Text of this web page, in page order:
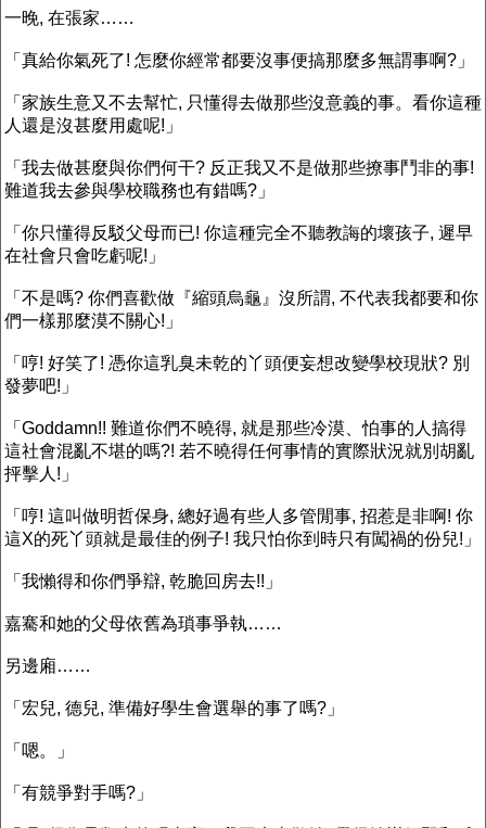
一晚, 在張家……
「真給你氣死了! 怎麼你經常都要沒事便搞那麼多無謂事啊?」
「家族生意又不去幫忙, 只懂得去做那些沒意義的事。看你這種
人還是沒甚麼用處呢!」
「我去做甚麼與你們何干? 反正我又不是做那些撩事鬥非的事!
難道我去參與學校職務也有錯嗎?」
「你只懂得反駁父母而已! 你這種完全不聽教誨的壞孩子, 遲早
在社會只會吃虧呢!」
「不是嗎? 你們喜歡做『縮頭烏龜』沒所謂, 不代表我都要和你
們一樣那麼漠不關心!」
「哼! 好笑了! 憑你這乳臭未乾的丫頭便妄想改變學校現狀? 別
發夢吧!」
「Goddamn!! 難道你們不曉得, 就是那些冷漠、怕事的人搞得
這社會混亂不堪的嗎?! 若不曉得任何事情的實際狀況就別胡亂
抨擊人!」
「哼! 這叫做明哲保身, 總好過有些人多管閒事, 招惹是非啊! 你
這X的死丫頭就是最佳的例子! 我只怕你到時只有闖禍的份兒!」
「我懶得和你們爭辯, 乾脆回房去!!」
嘉騫和她的父母依舊為瑣事爭執……
另邊廂……
「宏兒, 德兒, 準備好學生會選舉的事了嗎?」
「嗯。」
「有競爭對手嗎?」